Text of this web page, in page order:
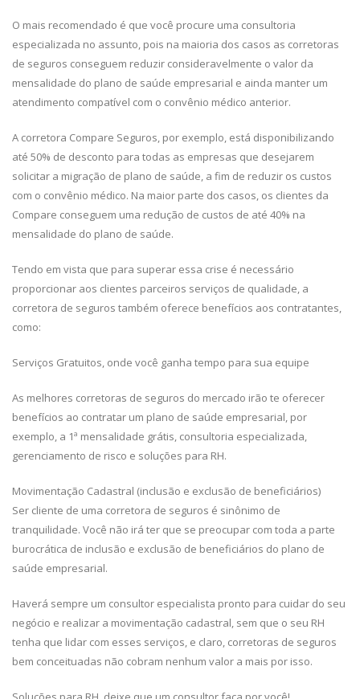
O mais recomendado é que você procure uma consultoria
especializada no assunto, pois na maioria dos casos as corretoras
de seguros conseguem reduzir consideravelmente o valor da
mensalidade do plano de saúde empresarial e ainda manter um
atendimento compatível com o convênio médico anterior.
A corretora Compare Seguros, por exemplo, está disponibilizando
até 50% de desconto para todas as empresas que desejarem
solicitar a migração de plano de saúde, a fim de reduzir os custos
com o convênio médico. Na maior parte dos casos, os clientes da
Compare conseguem uma redução de custos de até 40% na
mensalidade do plano de saúde.
Tendo em vista que para superar essa crise é necessário
proporcionar aos clientes parceiros serviços de qualidade, a
corretora de seguros também oferece benefícios aos contratantes,
como:
Serviços Gratuitos, onde você ganha tempo para sua equipe
As melhores corretoras de seguros do mercado irão te oferecer
benefícios ao contratar um plano de saúde empresarial, por
exemplo, a 1ª mensalidade grátis, consultoria especializada,
gerenciamento de risco e soluções para RH.
Movimentação Cadastral (inclusão e exclusão de beneficiários)
Ser cliente de uma corretora de seguros é sinônimo de
tranquilidade. Você não irá ter que se preocupar com toda a parte
burocrática de inclusão e exclusão de beneficiários do plano de
saúde empresarial.
Haverá sempre um consultor especialista pronto para cuidar do seu
negócio e realizar a movimentação cadastral, sem que o seu RH
tenha que lidar com esses serviços, e claro, corretoras de seguros
bem conceituadas não cobram nenhum valor a mais por isso.